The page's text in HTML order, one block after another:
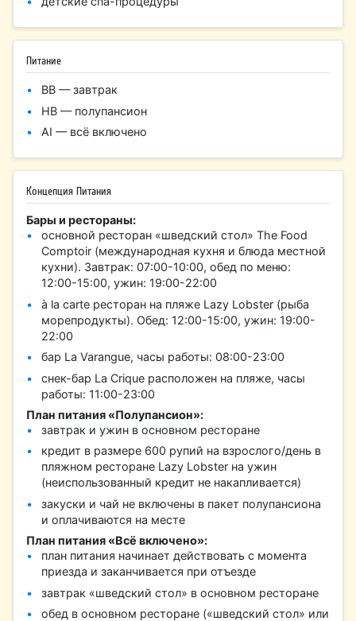
Питание
BB — завтрак
HB — полупансион
AI — всё включено
Концепция Питания
Бары и рестораны:
основной ресторан «шведский стол» The Food
Comptoir (международная кухня и блюда местной
кухни). Завтрак: 07:00-10:00, обед по меню:
12:00-15:00, ужин: 19:00-22:00
à la carte ресторан на пляже Lazy Lobster (рыба
морепродукты). Обед: 12:00-15:00, ужин: 19:00-
22:00
бар La Varangue, часы работы: 08:00-23:00
снек-бар La Crique расположен на пляже, часы
работы: 11:00-23:00
План питания «Полупансион»:
завтрак и ужин в основном ресторане
кредит в размере 600 рупий на взрослого/день в
пляжном ресторане Lazy Lobster на ужин
(неиспользованный кредит не накапливается)
закуски и чай не включены в пакет полупансиона
и оплачиваются на месте
План питания «Всё включено»:
план питания начинает действовать с момента
приезда и заканчивается при отъезде
завтрак «шведский стол» в основном ресторане
обед в основном ресторане («шведский стол» или